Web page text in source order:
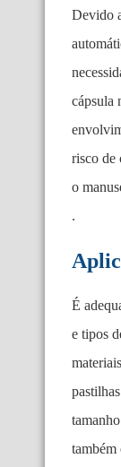
Devido
cápsula
risco de
o
.
É
e tipos
também